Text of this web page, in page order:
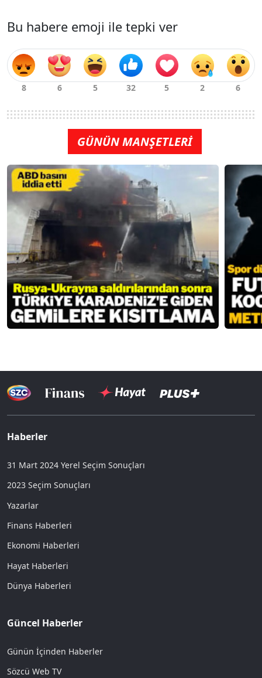
Bu habere emoji ile tepki ver
GÜNÜN MANŞETLERİ
Haberler
31 Mart 2024 Yerel Seçim Sonuçları
2023 Seçim Sonuçları
Yazarlar
Finans Haberleri
Ekonomi Haberleri
Hayat Haberleri
Dünya Haberleri
Güncel Haberler
Günün İçinden Haberler
Sözcü Web TV